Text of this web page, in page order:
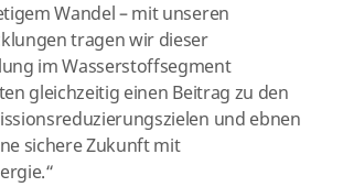
Wandel – mit unseren
tragen wir dieser
im Wasserstoffsegment
gleichzeitig einen Beitrag zu den
und ebnen
sichere Zukunft mit